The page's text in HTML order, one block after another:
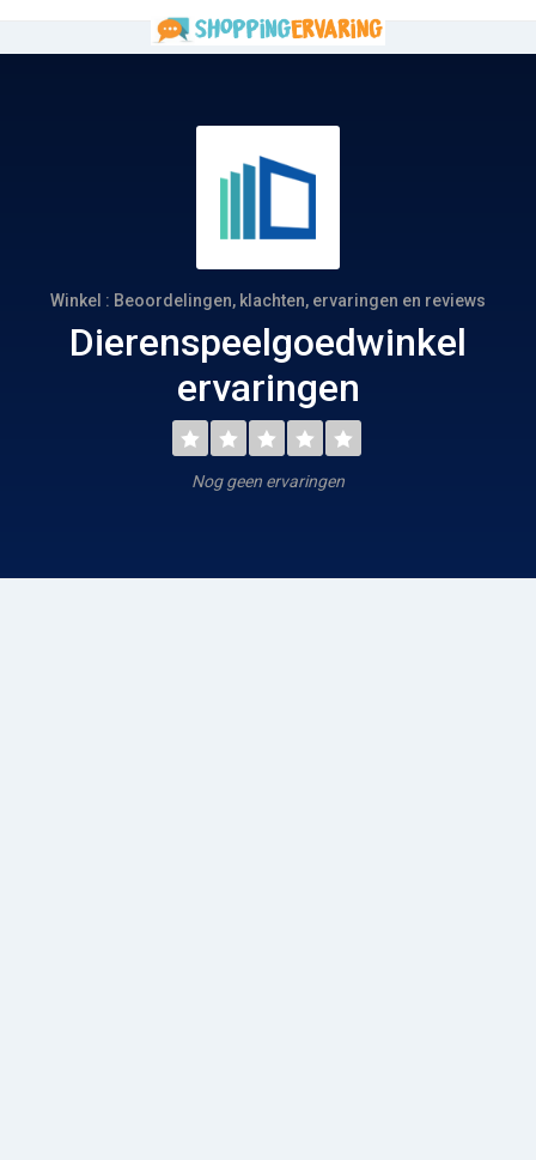
Winkel : Beoordelingen, klachten, ervaringen en reviews
Dierenspeelgoedwinkel
ervaringen
Nog geen ervaringen